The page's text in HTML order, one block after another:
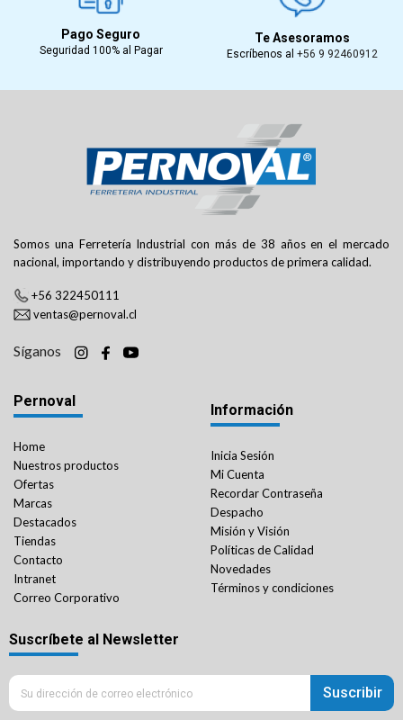
Pago Seguro
Seguridad 100% al Pagar
Te Asesoramos
Escríbenos al +56 9 92460912
Somos una Ferretería Industrial con más de 38 años en el mercado
nacional, importando y distribuyendo productos de primera calidad.
+56 322450111
ventas@pernoval.cl
Síganos
Pernoval
Home
Nuestros productos
Ofertas
Marcas
Destacados
Tiendas
Contacto
Intranet
Correo Corporativo
Información
Inicia Sesión
Mi Cuenta
Recordar Contraseña
Despacho
Misión y Visión
Políticas de Calidad
Novedades
Términos y condiciones
Suscríbete al Newsletter
Suscribir